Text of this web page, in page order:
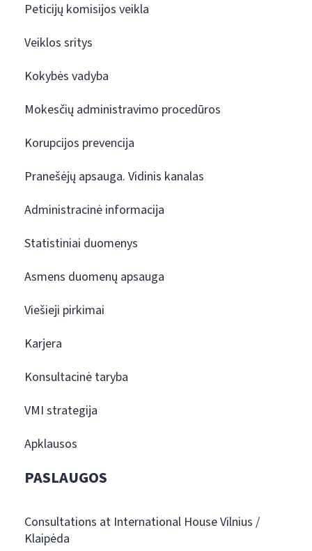
Peticijų komisijos veikla
Veiklos sritys
Kokybės vadyba
Mokesčių administravimo procedūros
Korupcijos prevencija
Pranešėjų apsauga. Vidinis kanalas
Administracinė informacija
Statistiniai duomenys
Asmens duomenų apsauga
Viešieji pirkimai
Karjera
Konsultacinė taryba
VMI strategija
Apklausos
PASLAUGOS
Consultations at International House Vilnius /
Klaipėda